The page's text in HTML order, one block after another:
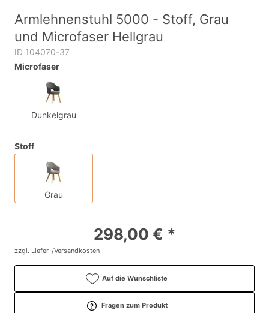
Armlehnenstuhl 5000 - Stoff, Grau
und Microfaser Hellgrau
ID 104070-37
Microfaser
Dunkelgrau
Stoff
Grau
298,00 € *
zzgl. Liefer-/Versandkosten
Auf die Wunschliste
Fragen zum Produkt